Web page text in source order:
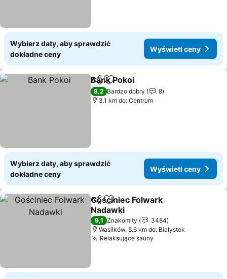
Wybierz daty, aby sprawdzić
dokładne ceny
Wyświetl ceny
Udostępnij
Dodaj do ulubionych
Bank Pokoi
8,2 Bardzo dobry
8
3.1 km do: Centrum
Wybierz daty, aby sprawdzić
dokładne ceny
Wyświetl ceny
Udostępnij
Dodaj do ulubionych
Gościniec Folwark
Nadawki
Wyświetl ceny
9,1 Znakomity
3484
Wasilków, 5.6 km do: Białystok
Relaksujące sauny